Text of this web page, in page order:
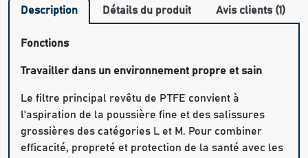
Description Détails du produit Avis clients (1)
Fonctions
Travailler dans un environnement propre et sain
Le filtre principal revêtu de PTFE convient à
l'aspiration de la poussière fine et des salissures
grossières des catégories L et M. Pour combiner
efficacité, propreté et protection de la santé avec les